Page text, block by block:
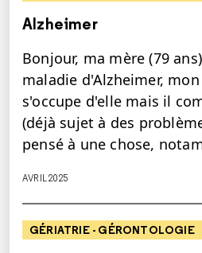
Alzheimer
Bonjour, ma mère (79
maladie d'Alzheimer,
s'occupe d'elle mais il
(déjà sujet à des
pensé à une chose,
AVRIL 2025
GÉRIATRIE - GÉRONTOLOGIE